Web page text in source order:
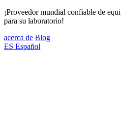
¡Proveedor mundial confiable de
para su laboratorio!
acerca de Blog
ES Español